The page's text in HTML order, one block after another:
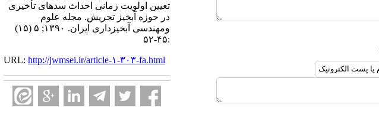
تعیین اولویت زمانی احداث سدهای تأخیری
در حوزه آبخیز تجریش. مجله علوم
ومهندسی آبخیزداری ایران. ۱۳۹۰; ۵ (۱۵)
:۴۵-۵۲
URL: http://jwmsei.ir/article-۱-۳۰۳-fa.html